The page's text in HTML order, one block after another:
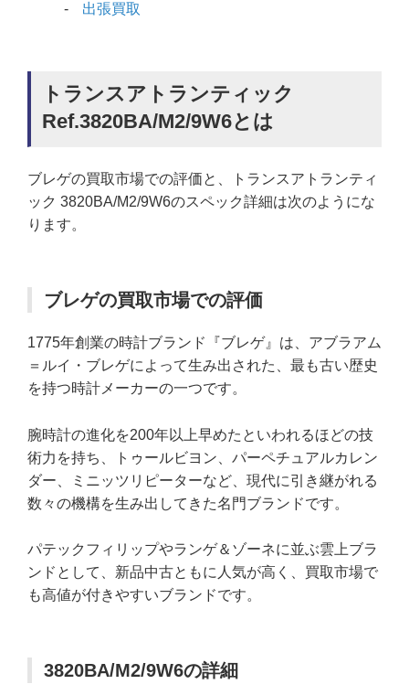
出張買取
トランスアトランティック
Ref.3820BA/M2/9W6とは
ブレゲの買取市場での評価と、トランスアトランティ
ック 3820BA/M2/9W6のスペック詳細は次のようにな
ります。
ブレゲの買取市場での評価
1775年創業の時計ブランド『ブレゲ』は、アブラアム
＝ルイ・ブレゲによって生み出された、最も古い歴史
を持つ時計メーカーの一つです。
腕時計の進化を200年以上早めたといわれるほどの技
術力を持ち、トゥールビヨン、パーペチュアルカレン
ダー、ミニッツリピーターなど、現代に引き継がれる
数々の機構を生み出してきた名門ブランドです。
パテックフィリップやランゲ＆ゾーネに並ぶ雲上ブラ
ンドとして、新品中古ともに人気が高く、買取市場で
も高値が付きやすいブランドです。
3820BA/M2/9W6の詳細